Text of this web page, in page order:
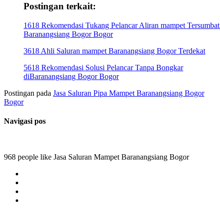
Postingan terkait:
1618 Rekomendasi Tukang Pelancar Aliran mampet
Baranangsiang Bogor Bogor
3618 Ahli Saluran mampet Baranangsiang Bogor Terdekat
5618 Rekomendasi Solusi Pelancar Tanpa Bongkar
diBaranangsiang Bogor Bogor
Postingan pada Jasa Saluran Pipa Mampet Baranangsiang Bogor
Bogor
Navigasi pos
968 people like Jasa Saluran Mampet Baranangsiang Bogor